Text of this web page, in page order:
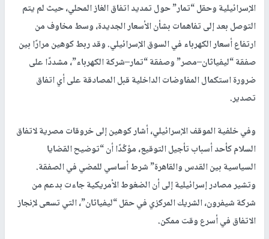
الإسرائيلية وحقل “تمار” حول تمديد اتفاق الغاز المحلي، حيث لم يتم
التوصل بعد إلى تفاهمات بشأن الأسعار الجديدة، وسط مخاوف من
ارتفاع أسعار الكهرباء في السوق الإسرائيلي. وقد ربط كوهين مرارًا بين
صفقة “ليفياثان–مصر” وصفقة “تمار–شركة الكهرباء”، مشددًا على
ضرورة استكمال المفاوضات الداخلية قبل المصادقة على أي اتفاق
تصدير.
وفي خلفية الموقف الإسرائيلي، أشار كوهين إلى خروقات مصرية لاتفاق
السلام كأحد أسباب تأجيل التوقيع، مؤكّدًا أن “توضيح القضايا
السياسية بين القدس والقاهرة” شرط أساسي للمضي في الصفقة.
وتشير مصادر إسرائيلية إلى أن الضغوط الأمريكية جاءت بدعم من
شركة شيفرون، الشريك المركزي في حقل “ليفياثان”، التي تسعى لإنجاز
الاتفاق في أسرع وقت ممكن.